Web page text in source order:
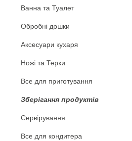
Ванна та Туалет
Обробні дошки
Аксесуари кухаря
Ножі та Терки
Все для приготування
Зберігання продуктів
Сервірування
Все для кондитера